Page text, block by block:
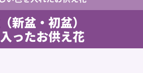
新盆・初盆）
ったお供え花